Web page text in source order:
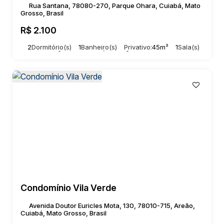
R$ 2.100
Rua Santana, 78080-270, Parque Ohara, Cuiabá, Mato
Grosso, Brasil
2Dormitório(s) 1Banheiro(s) Privativo:45m² 1Sala(s)
45m² Útil: 45m²
Condomínio Vila Verde
Avenida Doutor Euricles Mota, 130, 78010-715, Areão,
Cuiabá, Mato Grosso, Brasil